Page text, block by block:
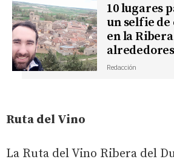
10 lugares
un selfie de
en la
alrededores
Redacción
Ruta del Vino
La Ruta del Vino Ribera del